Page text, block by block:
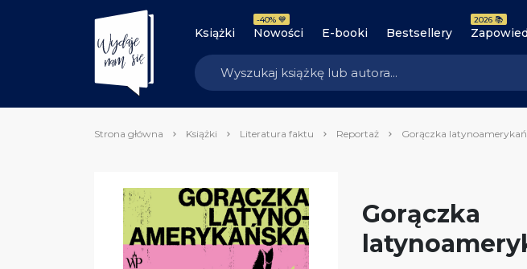
Książki Nowości
-40% 💙
E-booki Bestsellery
2026 📚
Strona główna Książki Literatura faktu Reportaż Gorączka
Gorączka